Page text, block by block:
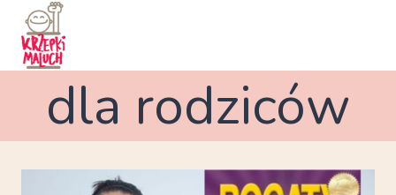
Przejdź
treści
dla rodziców